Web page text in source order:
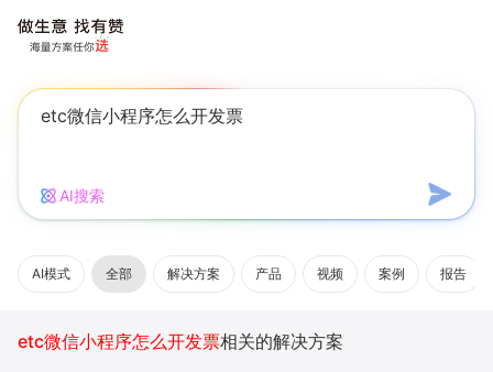
AI搜索
AI模式 全部 解决方案 产品 视频 案例 报告
etc微信小程序怎么开发票相关的解决方案